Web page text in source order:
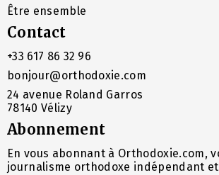
Être ensemble
Contact
+33 617 86 32 96
bonjour@orthodoxie.com
24 avenue Roland Garros
78140 Vélizy
Abonnement
En vous abonnant à Orthodoxie.com,
journalisme orthodoxe indépendant